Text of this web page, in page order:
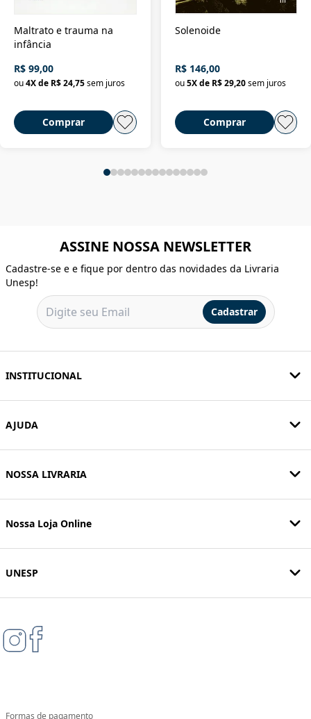
Maltrato e trauma na
infância
R$ 99,00
ou4X de R$ 24,75sem juros
Comprar
Solenoide
R$ 146,00
ou 5X de R$ 29,20 sem juros
Comprar
ASSINE NOSSA NEWSLETTER
Cadastre-se e e fique por dentro das novidades da Livraria
Unesp!
Cadastrar
INSTITUCIONAL
AJUDA
NOSSA LIVRARIA
Nossa Loja Online
UNESP
Formas de pagamento